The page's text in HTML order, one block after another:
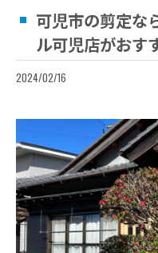
可児市の剪定な
ル可児店がおす
2024/02/16